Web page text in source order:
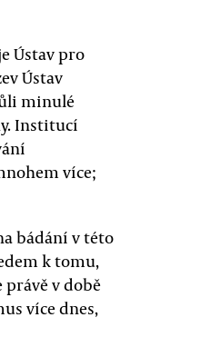
Ústav pro
Ústav
minulé
Institucí
více;
bádání v této
k tomu,
právě v době
více dnes,